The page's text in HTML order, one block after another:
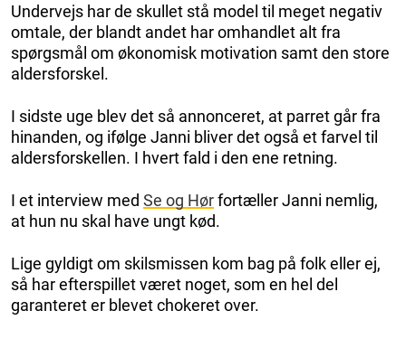
Undervejs har de skullet stå model til meget negativ
omtale, der blandt andet har omhandlet alt fra
spørgsmål om økonomisk motivation samt den store
aldersforskel.
I sidste uge blev det så annonceret, at parret går fra
hinanden, og ifølge Janni bliver det også et farvel til
aldersforskellen. I hvert fald i den ene retning.
I et interview med Se og Hørfortæller Janni nemlig,
at hun nu skal have ungt kød.
Lige gyldigt om skilsmissen kom bag på folk eller ej,
så har efterspillet været noget, som en hel del
garanteret er blevet chokeret over.